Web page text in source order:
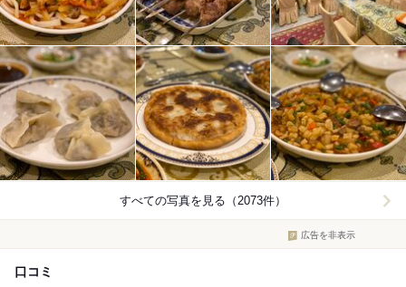
すべての写真を見る（2073件）
広告を非表示
口コミ